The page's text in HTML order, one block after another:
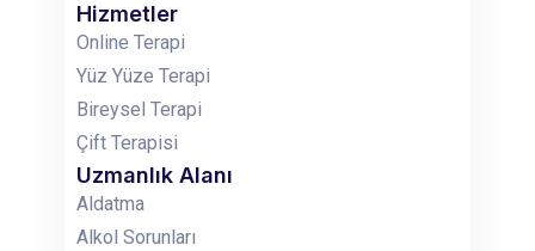
Hizmetler
Online Terapi
Yüz Yüze Terapi
Bireysel Terapi
Çift Terapisi
Uzmanlık Alanı
Aldatma
Alkol Sorunları